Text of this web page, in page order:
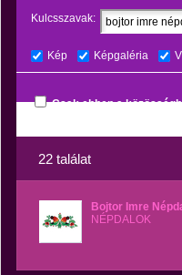
Kulcsszavak:
Kép Képgaléria
Csak ebben a
22 találat
Bojtor Imre
NÉPDALOK